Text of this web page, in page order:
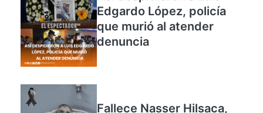
Así despidieron a Luis
Edgardo López, policía
que murió al atender